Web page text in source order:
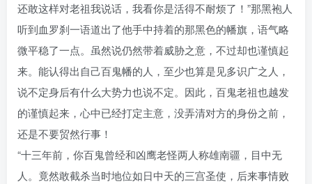
还敢这样对老祖我说话，我看你是活得不耐烦了！”那黑袍人
听到血罗刹一语道出了他手中持着的那黑色的幡旗，语气略
微平稳了一点。虽然说仍然带着威胁之意，不过却也谨慎起
来。能认得出自己百鬼幡的人，至少也算是见多识广之人，
说不定身后有什么大势力也说不定。因此，百鬼老祖也越发
的谨慎起来，心中已经打定主意，没弄清对方的身份之前，
还是不要贸然行事！
“十三年前，你百鬼曾经和凶鹰老怪两人称雄南疆，目中无
人。竟然敢截杀当时地位如日中天的三宫圣使，后来事情败